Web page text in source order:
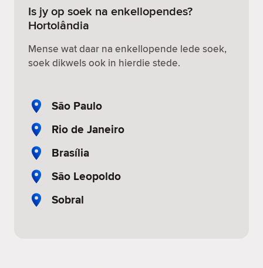
Is jy op soek na enkellopendes?
Hortolândia
Mense wat daar na enkellopende lede soek,
soek dikwels ook in hierdie stede.
São Paulo
Rio de Janeiro
Brasília
São Leopoldo
Sobral